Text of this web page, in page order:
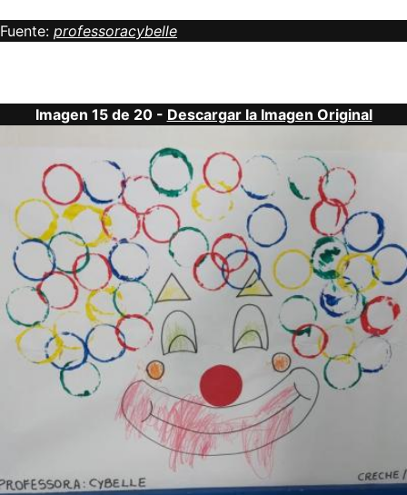
Fuente: professoracybelle
Imagen 15 de 20 - Descargar la Imagen Original